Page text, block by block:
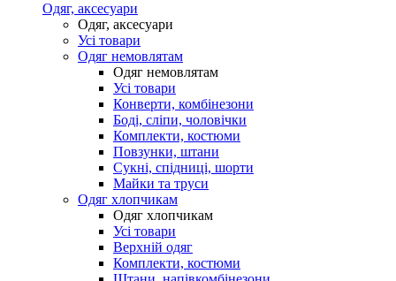
Одяг, аксесуари
Одяг, аксесуари
Усі товари
Одяг немовлятам
Одяг немовлятам
Усі товари
Конверти, комбінезони
Боді, сліпи, чоловічки
Комплекти, костюми
Повзунки, штани
Сукні, спідниці, шорти
Майки та труси
Одяг хлопчикам
Одяг хлопчикам
Усі товари
Верхній одяг
Комплекти, костюми